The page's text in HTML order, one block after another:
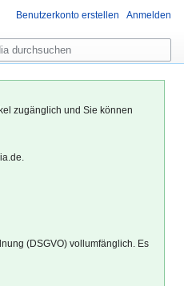
zugänglich und Sie können
(DSGVO) vollumfänglich. Es
Benutzerkonto erstellen Anmelden